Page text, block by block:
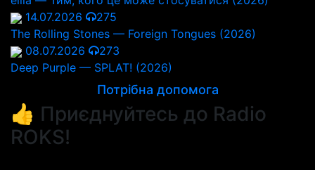
14.07.2026
275
The Rolling Stones — Foreign Tongues (2026)
08.07.2026
273
Deep Purple — SPLAT! (2026)
Потрібна допомога
👍 Приєднуйтесь до Radio
ROKS!